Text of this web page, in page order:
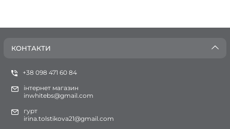
КОНТАКТИ
+38 098 471 60 84
інтернет магазин
inwhitebs@gmail.com
гурт
irina.tolstikova21@gmail.com